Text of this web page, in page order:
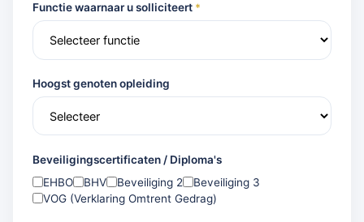
Functie waarnaar u solliciteert *
Hoogst genoten opleiding
Beveiligingscertificaten / Diploma's
EHBO
BHV Beveiliging 2
Beveiliging 3
VOG (Verklaring Omtrent Gedrag)